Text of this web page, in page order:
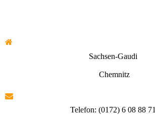
Sachsen-Gaudi
Chemnitz
Telefon: (0172) 6 08 88 71